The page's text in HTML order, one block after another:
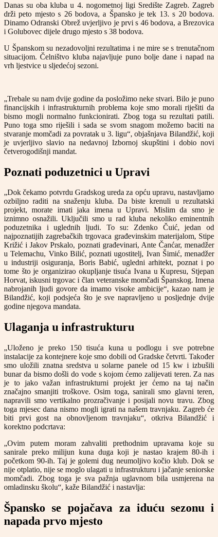
Danas su oba kluba u 4. nogometnoj ligi Središte Zagreb. Zagreb
drži peto mjesto s 26 bodova, a Špansko je tek 13. s 20 bodova.
Dinamo Odranski Obrež uvjerljivo je prvi s 46 bodova, a Brezovica
i Golubovec dijele drugo mjesto s 38 bodova.
U Španskom su nezadovoljni rezultatima i ne mire se s trenutačnom
situacijom. Čelništvo kluba najavljuje puno bolje dane i napad na
vrh ljestvice u sljedećoj sezoni.
„Trebale su nam dvije godine da posložimo neke stvari. Bilo je puno
financijskih i infrastrukturnih problema koje smo morali riješiti da
bismo mogli normalno funkcionirati. Zbog toga su rezultati patili.
Puno toga smo riješili i sada se svom snagom možemo baciti na
stvaranje momčadi za povratak u 3. ligu“, objašnjava Bilandžić, koji
je uvjerljivo slavio na nedavnoj Izbornoj skupštini i dobio novi
četverogodišnji mandat.
Poznati poduzetnici u Upravi
„Dok čekamo potvrdu Gradskog ureda za opću upravu, nastavljamo
ozbiljno raditi na snaženju kluba. Da biste krenuli u rezultatski
projekt, morate imati jaka imena u Upravi. Mislim da smo je
iznimno osnažili. Uključili smo u rad kluba nekoliko eminentnih
poduzetnika i uglednih ljudi. To su: Zdenko Čuić, jedan od
najpoznatijih zagrebačkih trgovaca građevinskim materijalom, Stipe
Križić i Jakov Prskalo, poznati građevinari, Ante Čanćar, menadžer
u Telemachu, Vinko Bilić, poznati ugostitelj, Ivan Šimić, menadžer
u industriji osiguranja, Boris Babić, ugledni arhitekt, poznat i po
tome što je organizirao okupljanje tisuća Ivana u Kupresu, Stjepan
Horvat, iskusni trgovac i član veteranske momčadi Španskog. Imena
nabrojanih ljudi govore da imamo visoke ambicije“, kazao nam je
Bilandžić, koji podsjeća što je sve napravljeno u posljednje dvije
godine njegova mandata.
Ulaganja u infrastrukturu
„Uloženo je preko 150 tisuća kuna u podlogu i sve potrebne
instalacije za kontejnere koje smo dobili od Gradske četvrti. Također
smo uložili znatna sredstva u solarne panele od 15 kw i izbušili
bunar da bismo došli do vode s kojom ćemo zalijevati teren. Za nas
je to jako važan infrastrukturni projekt jer ćemo na taj način
značajno smanjiti troškove. Osim toga, sanirali smo glavni teren,
napravili smo vertikalno prozračivanje i posijali novu travu. Zbog
toga mjesec dana nismo mogli igrati na našem travnjaku. Zagreb će
biti prvi gost na obnovljenom travnjaku“, otkriva Bilandžić i
korektno podcrtava:
„Ovim putem moram zahvaliti prethodnim upravama koje su
sanirale preko milijun kuna duga koji je nastao krajem 80-ih i
početkom 90-ih. Taj je golemi dug neumoljivo kočio klub. Dok se
nije otplatio, nije se moglo ulagati u infrastrukturu i jačanje seniorske
momčadi. Zbog toga je sva pažnja uglavnom bila usmjerena na
omladinsku školu“, kaže Bilandžić i nastavlja:
Špansko se pojačava za iduću sezonu i
napada prvo mjesto